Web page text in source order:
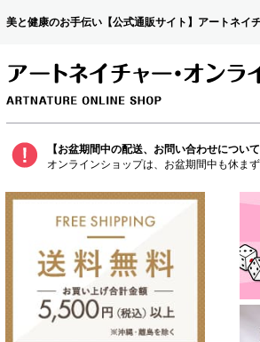
美と健康のお手伝い【公式通販サイト】アートネイ
【お盆期間中の配送、お問い合わせについ